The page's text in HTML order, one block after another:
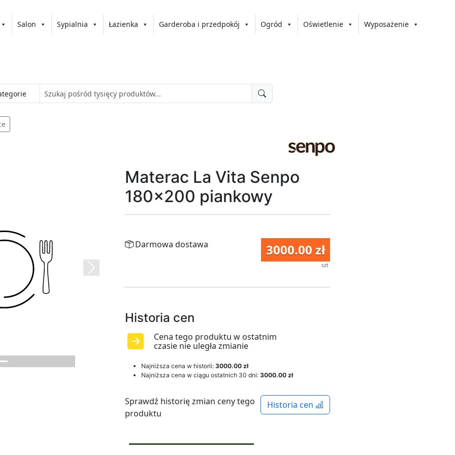
Salon Sypialnia Łazienka Garderoba i przedpokój Ogród Oświetlenie Wyposażenie
Next
Materac La Vita Senpo
180x200 piankowy
3000.00 zł
szt
Darmowa dostawa
Historia cen
Cena tego produktu w ostatnim
czasie nie uległa zmianie
Najniższa cena w historii: 3000.00 zł
Najniższa cena w ciągu ostatnich 30 dni: 3000.00 zł
Historia cen
Sprawdź historię zmian ceny tego
produktu